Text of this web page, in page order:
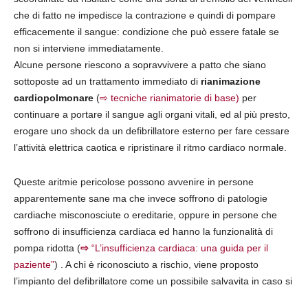
che di fatto ne impedisce la contrazione e quindi di pompare
efficacemente il sangue: condizione che può essere fatale se
non si interviene immediatamente.
Alcune persone riescono a sopravvivere a patto che siano
sottoposte ad un trattamento immediato di rianimazione
cardiopolmonare (⇨ tecniche rianimatorie di base) per
continuare a portare il sangue agli organi vitali, ed al più presto,
erogare uno shock da un defibrillatore esterno per fare cessare
l’attività elettrica caotica e ripristinare il ritmo cardiaco normale.
Queste aritmie pericolose possono avvenire in persone
apparentemente sane ma che invece soffrono di patologie
cardiache misconosciute o ereditarie, oppure in persone che
soffrono di insufficienza cardiaca ed hanno la funzionalità di
pompa ridotta (⇨ “L’insufficienza cardiaca: una guida per il
paziente”) . A chi è riconosciuto a rischio, viene proposto
l’impianto del defibrillatore come un possibile salvavita in caso si